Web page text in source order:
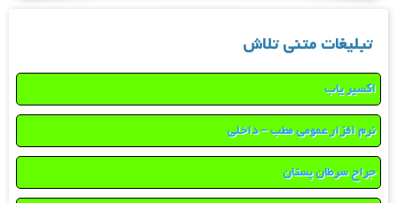
تبلیغات متنی تلاش
اکسیر یاب
نرم افزار عمومی مطب – داخلی
جراح سرطان پستان